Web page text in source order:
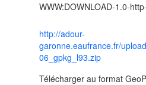
WWW:DOWNLOAD-1.0-
http://adour-
garonne.eaufrance.fr/
06_gpkg_l93.zip
Télécharger au format